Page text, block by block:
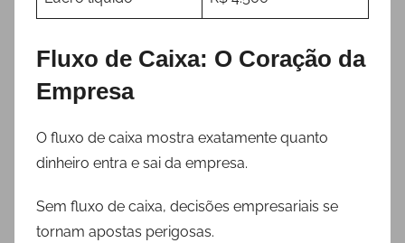
Fluxo de Caixa: O Coração da
Empresa
O fluxo de caixa mostra exatamente quanto
dinheiro entra e sai da empresa.
Sem fluxo de caixa, decisões empresariais se
tornam apostas perigosas.